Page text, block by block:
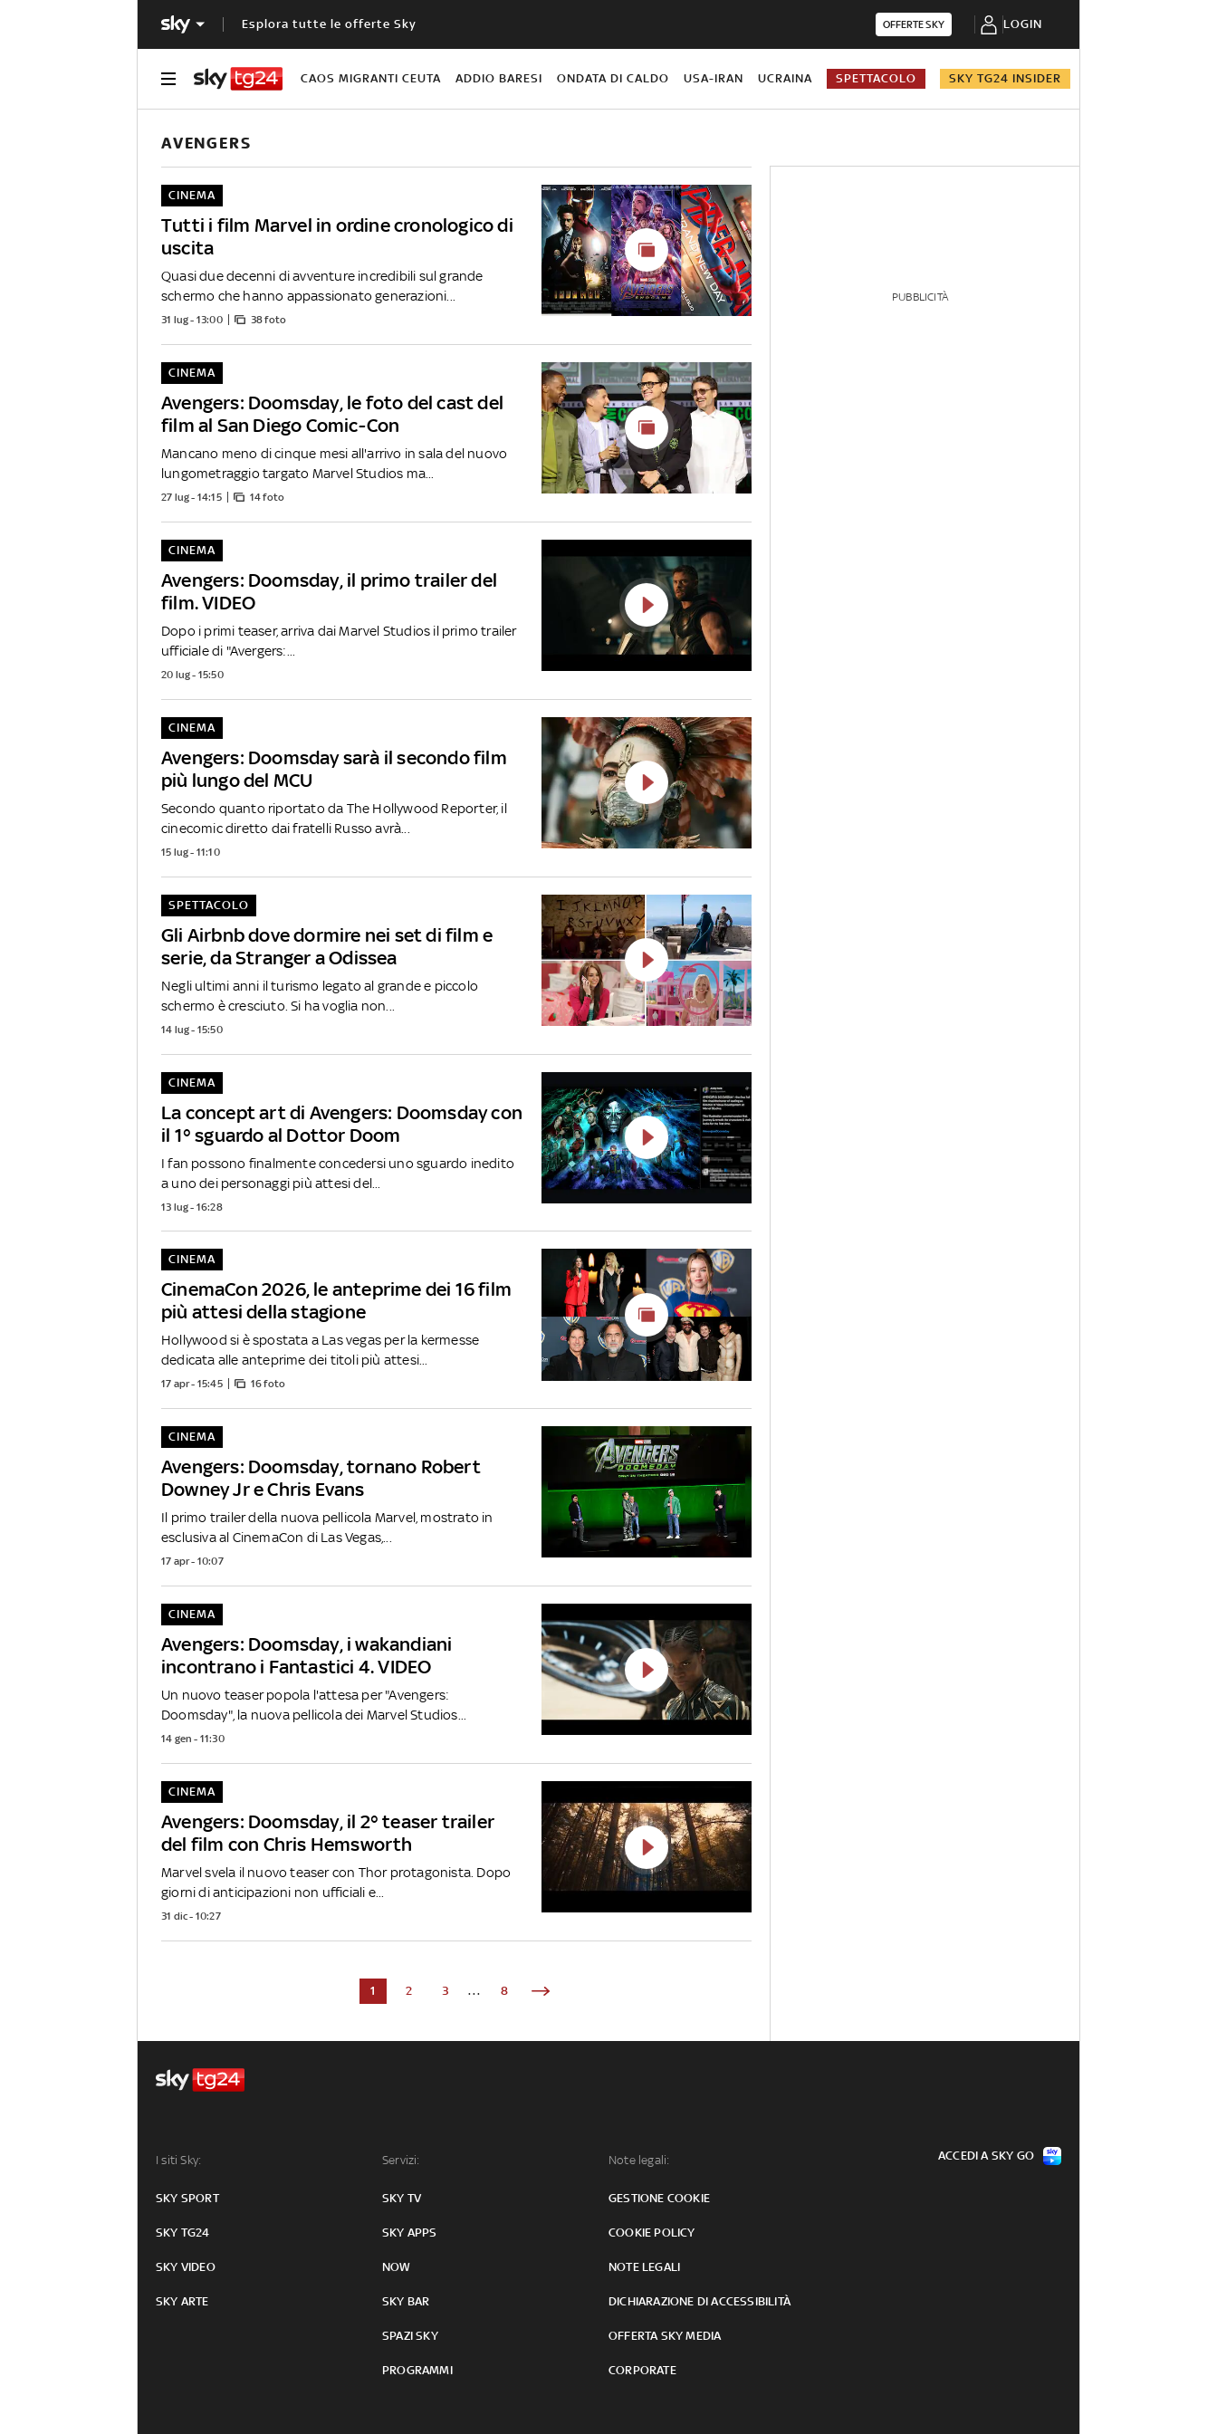
Esplora tutte le offerte Sky OFFERTE SKY LOGIN
CAOS MIGRANTI CEUTA ADDIO BARESI ONDATA DI CALDO USA-IRAN UCRAINA SPETTACOLO SKY TG24 INSIDER
AVENGERS
Tutti i film Marvel in ordine cronologico di
uscita
CINEMA
Quasi due decenni di avventure incredibili sul grande
schermo che hanno appassionato generazioni...
31 lug - 13:00 38 foto
Avengers: Doomsday, le foto del cast del
film al San Diego Comic-Con
CINEMA
Mancano meno di cinque mesi all'arrivo in sala del nuovo
lungometraggio targato Marvel Studios ma...
27 lug - 14:15 14 foto
Avengers: Doomsday, il primo trailer del
film. VIDEO
CINEMA
Dopo i primi teaser, arriva dai Marvel Studios il primo trailer
ufficiale di "Avergers:...
20 lug - 15:50
Avengers: Doomsday sarà il secondo film
più lungo del MCU
CINEMA
Secondo quanto riportato da The Hollywood Reporter, il
cinecomic diretto dai fratelli Russo avrà...
15 lug - 11:10
Gli Airbnb dove dormire nei set di film e
serie, da Stranger a Odissea
SPETTACOLO
Negli ultimi anni il turismo legato al grande e piccolo
schermo è cresciuto. Si ha voglia non...
14 lug - 15:50
La concept art di Avengers: Doomsday con
il 1° sguardo al Dottor Doom
CINEMA
I fan possono finalmente concedersi uno sguardo inedito
a uno dei personaggi più attesi del...
13 lug - 16:28
CinemaCon 2026, le anteprime dei 16 film
più attesi della stagione
CINEMA
Hollywood si è spostata a Las vegas per la kermesse
dedicata alle anteprime dei titoli più attesi...
17 apr - 15:45 16 foto
Avengers: Doomsday, tornano Robert
Downey Jr e Chris Evans
CINEMA
Il primo trailer della nuova pellicola Marvel, mostrato in
esclusiva al CinemaCon di Las Vegas,...
17 apr - 10:07
Avengers: Doomsday, i wakandiani
incontrano i Fantastici 4. VIDEO
CINEMA
Un nuovo teaser popola l'attesa per "Avengers:
Doomsday", la nuova pellicola dei Marvel Studios...
14 gen - 11:30
Avengers: Doomsday, il 2° teaser trailer
del film con Chris Hemsworth
CINEMA
Marvel svela il nuovo teaser con Thor protagonista. Dopo
giorni di anticipazioni non ufficiali e...
31 dic - 10:27
1 2 3 ... 8
PUBBLICITÀ
I siti Sky:
SKY SPORT
SKY TG24
SKY VIDEO
SKY ARTE
Servizi:
SKY TV
SKY APPS
NOW
SKY BAR
SPAZI SKY
PROGRAMMI
Note legali:
GESTIONE COOKIE
COOKIE POLICY
NOTE LEGALI
DICHIARAZIONE DI ACCESSIBILITÀ
OFFERTA SKY MEDIA
CORPORATE
ACCEDI A SKY GO